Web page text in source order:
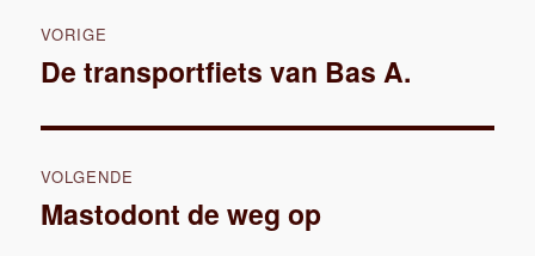
navigatie
VORIGE
Vorig
De transportfiets van Bas A.
VOLGENDE
Volgend
Mastodont de weg op